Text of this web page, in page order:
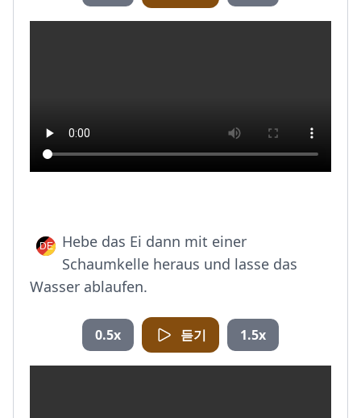
Hebe das Ei dann mit einer
Schaumkelle heraus und lasse das
Wasser ablaufen.
0.5x 듣기 1.5x